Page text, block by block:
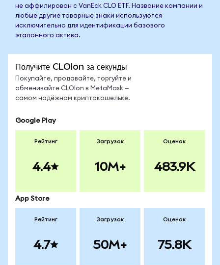
не аффилирован с VanEck CLO ETF. Название компании и
любые другие товарные знаки используются
исключительно для идентификации базового
эталонного актива.
Получите CLOIon за секунды
Покупайте, продавайте, торгуйте и
обменивайте CLOIon в MetaMask —
самом надёжном криптокошельке.
Google Play
Рейтинг
4.4
Загрузок
10M+
Оценок
483.9K
App Store
Рейтинг
4.7
Загрузок
50M+
Оценок
75.8K